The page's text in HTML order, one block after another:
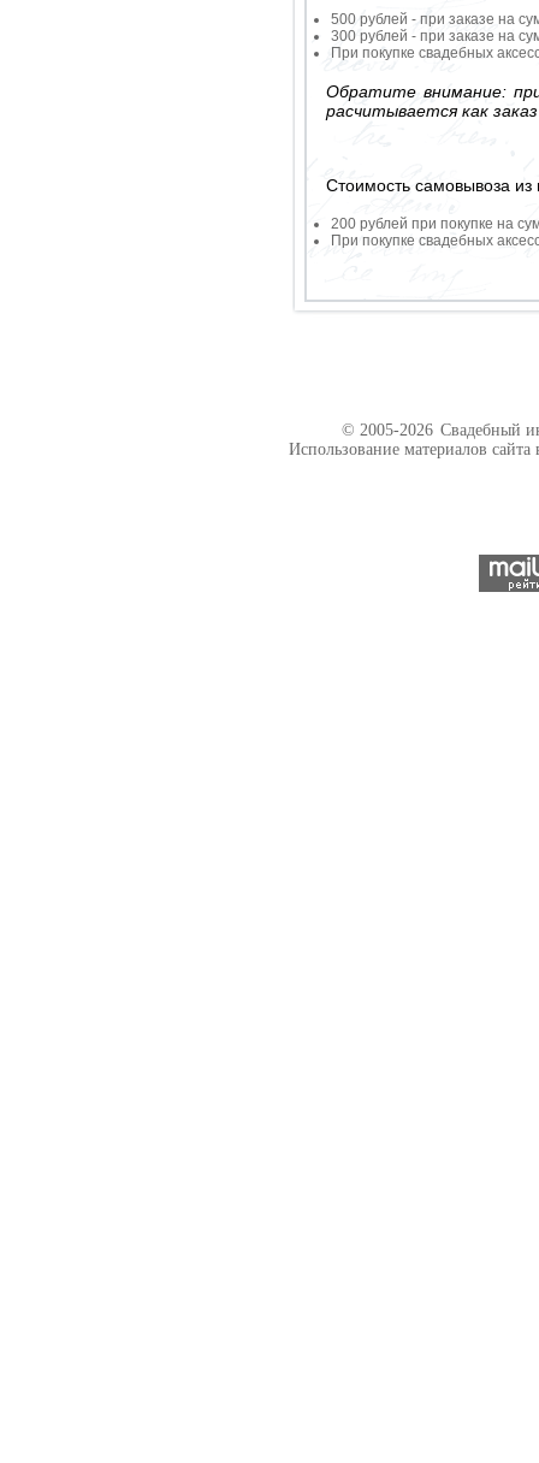
500 рублей - при заказе на
300 рублей - при заказе на
При покупке свадебных
Обратите внимание:
расчитывается как
Стоимость самовывоза из
200 рублей при покупке на
При покупке свадебных
© 2005-2026 Свадебный
Использование материалов